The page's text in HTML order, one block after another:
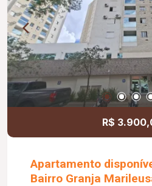
R$
Apartamento
Bairro Granja